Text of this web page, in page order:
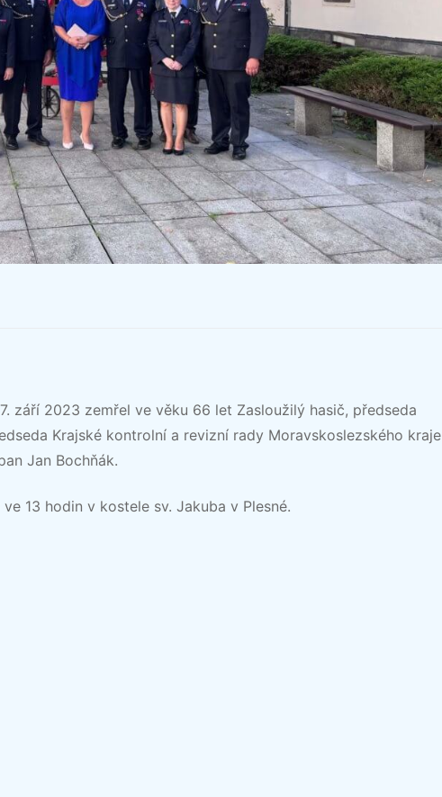
září 2023 zemřel ve věku 66 let Zasloužilý hasič, předseda
Krajské kontrolní a revizní rady Moravskoslezského kraje
Jan Bochňák.
13 hodin v kostele sv. Jakuba v Plesné.